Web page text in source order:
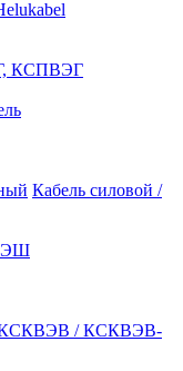
КСПВЭГ
Кабель силовой /
/ КСКВЭВ-